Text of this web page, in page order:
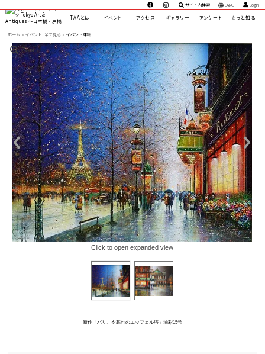
サイト内検索 LANG
Login
TAAとは
イベント アクセス ギャラリー アンケート もっと知る
ホーム イベント:全て見る » イベント詳細
Zoom
Click to open expanded view
新作「パリ、夕暮れのエッフェル塔」油彩15号